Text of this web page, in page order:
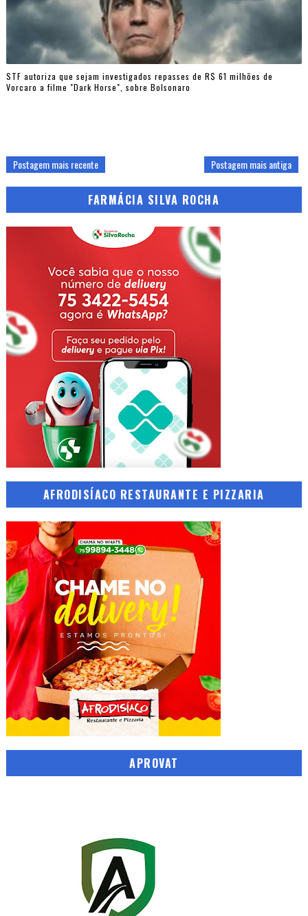
STF autoriza que sejam investigados repasses de R$ 61 milhões de
Vorcaro a filme "Dark Horse", sobre Bolsonaro
Postagem mais recente Postagem mais antiga
FARMÁCIA SILVA ROCHA
AFRODISÍACO RESTAURANTE E PIZZARIA
APROVAT